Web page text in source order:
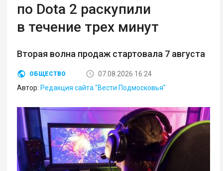
по Dota 2 раскупили
в течение трех минут
Вторая волна продаж стартовала 7 августа
ОБЩЕСТВО
07.08.2026 16:24
Автор: Редакция сайта "Вести Подмосковья"